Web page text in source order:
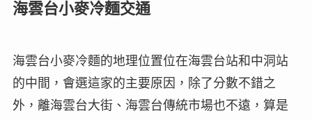
海雲台小麥冷麵交通
海雲台小麥冷麵的地理位置位在海雲台站和中洞站
的中間，會選這家的主要原因，除了分數不錯之
外，離海雲台大街、海雲台傳統市場也不遠，算是